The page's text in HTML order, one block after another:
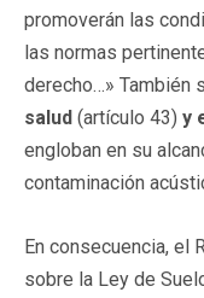
promoverán las
las normas
derecho…» También
salud (artículo 43) y
engloban en su
contaminación
En consecuencia, el
sobre la Ley de